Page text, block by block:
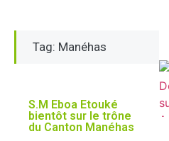
Tag: Manéhas
S.M Eboa Etouké
bientôt sur le trône
du Canton Manéhas